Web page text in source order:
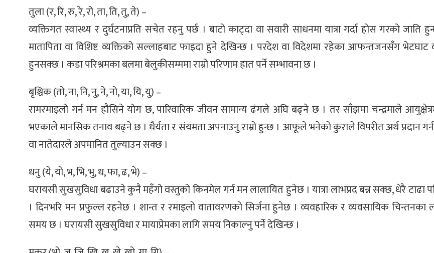
तुला (र, रि, रु, रे, रो, ता, ति, तु, ते) –
व्यक्तिगत स्वास्थ्य र दुर्घटनाप्रति सचेत रहनु पर्छ । बाटो काट्दा वा सवारी साधनमा यात्रा गर्दा होस गरको जाति
मातापिता वा विशिष्ट व्यक्तिको सल्लाहबाट फाइदा हुने देखिन्छ । परदेश वा विदेशमा रहेका आफन्तजनसँग भेटघाट
हुनसक्छ । कडा परिश्रमका बलमा बेलुकीसम्ममा राम्रो परिणाम हात पर्ने सम्भावना छ ।
बृश्चिक (तो, ना, नि, नु, ने, नो, या, यि, यु) –
रामरमाइलो गर्न मन हौसिने योग छ, पारिवारिक जीवन सामान्य ढंगले अघि बढ्ने छ । तर साँझमा चन्द्रमाले
भएकाले मानसिक तनाव बढ्ने छ । धैर्यता र संयमता अपनाउनु राम्रो हुन्छ । आफूले भनेको कुराले विपरीत अर्थ प्रदान
वा नातेदारले अपमानित तुल्याउन सक्छ ।
धनु (ये, यो, भ, भि, भु, ध, फा, ढ, भे) –
घरायसी सुखसुविधा बढाउने कुनै महँगो वस्तुको किनमेल गर्न मन लालायित हुनेछ । यात्रा लाभप्रद बन्न सक्छ, धेरै टाढा
। दिनभरि मन प्रफुल्ल रहनेछ । शान्त र रमाइलो वातावरणको सिर्जना हुनेछ । व्यवहारिक र व्यवसायिक चिन्तनका
समय छ । घरायसी सुखसुविधा र मायाप्रेमका लागि समय निकाल्नु पर्ने देखिन्छ ।